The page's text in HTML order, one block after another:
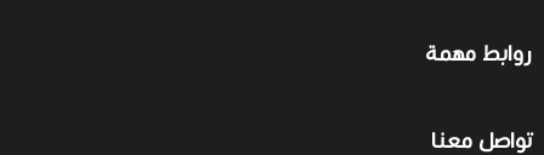
روابط مهمة
تواصل معنا